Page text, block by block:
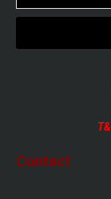
Contact